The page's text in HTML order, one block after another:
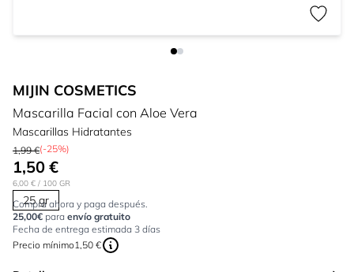
MIJIN COSMETICS
Mascarilla Facial con Aloe Vera
Mascarillas Hidratantes
1,99 €(-25%)
1,50 €
6,00 € / 100 GR
25 gr
Compra ahora y paga después.
25,00€ para envío gratuito
Fecha de entrega estimada 3 días
Precio mínimo1,50 €